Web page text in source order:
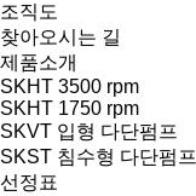
조직도
찾아오시는 길
제품소개
SKHT 3500 rpm
SKHT 1750 rpm
SKVT 입형 다단펌프
SKST 침수형 다단펌프
선정표